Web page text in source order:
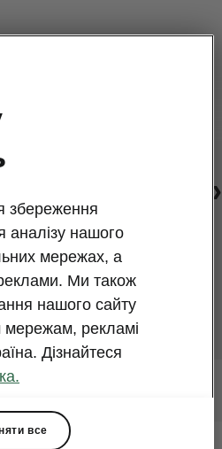
на ходу»
частини Škoda *.
збереження
аналізу нашого
мережах, а
реклами. Ми також
нашого сайту
рекламі
Дізнайтеся
все